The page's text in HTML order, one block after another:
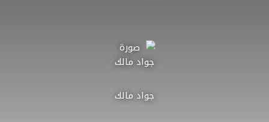
جواد مالك